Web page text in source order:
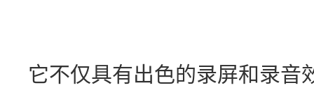
它不仅具有出色的录屏和录音